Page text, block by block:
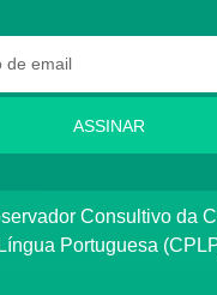
ASSINAR
Portuguesa